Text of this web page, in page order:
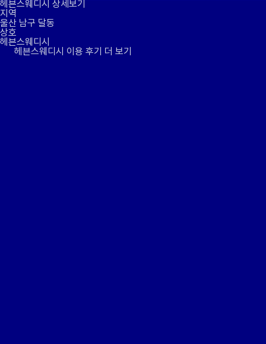
헤븐스웨디시 상세보기
지역
울산 남구 달동
상호
헤븐스웨디시
헤븐스웨디시 이용 후기 더 보기